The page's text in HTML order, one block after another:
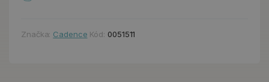
Značka: Cadence Kód: 0051511